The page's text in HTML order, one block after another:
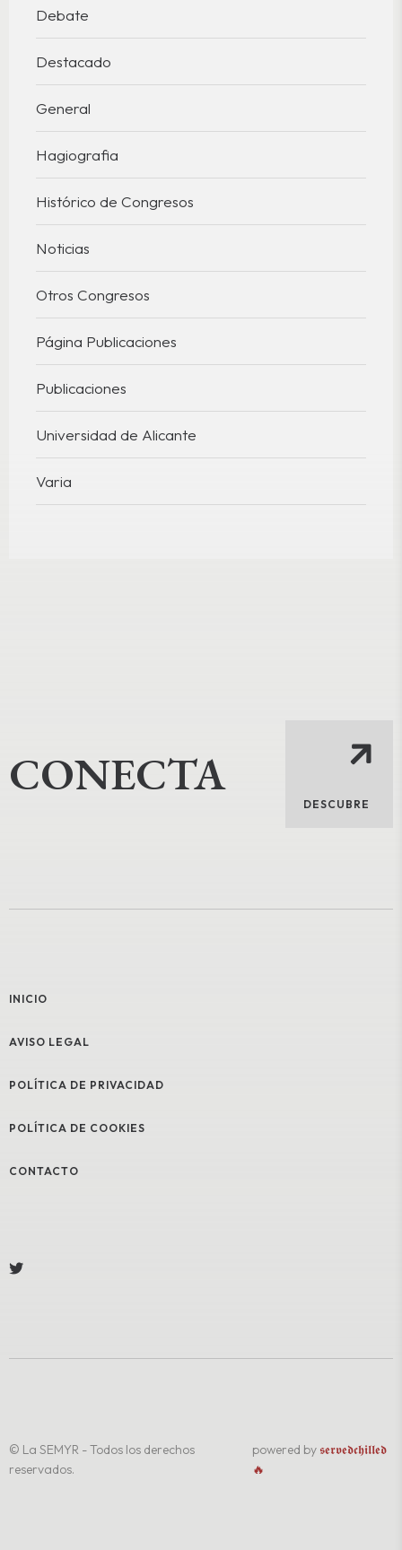
Debate
Destacado
General
Hagiografia
Histórico de Congresos
Noticias
Otros Congresos
Página Publicaciones
Publicaciones
Universidad de Alicante
Varia
CONECTA
DESCUBRE
INICIO
AVISO LEGAL
POLÍTICA DE PRIVACIDAD
POLÍTICA DE COOKIES
CONTACTO
© La SEMYR - Todos los derechos
reservados.
powered by 𝖘𝖊𝖗𝖛𝖊𝖉𝖈𝖍𝖎𝖑𝖑𝖊𝖉
🔥